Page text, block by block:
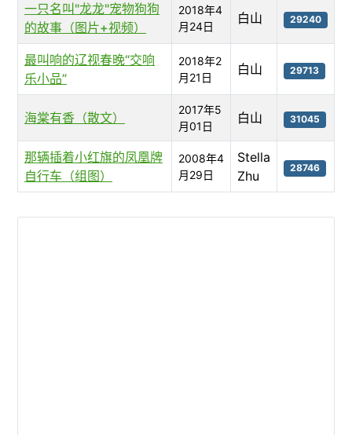
一只名叫"龙龙"宠物狗狗
的故事（图片+视频）
2018年4
月24日
白山 29240
最叫响的辽视春晚“交响
乐小品”
2018年2
月21日
白山 29713
海棠有香（散文）
2017年5
月01日
白山 31045
那辆插着小红旗的凤凰牌
自行车（组图）
2008年4
月29日
Stella
Zhu
28746